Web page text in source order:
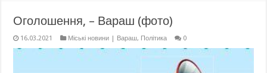
Оголошення, – Вараш (фото)
16.03.2021 Міські новини | Вараш, Політика 0